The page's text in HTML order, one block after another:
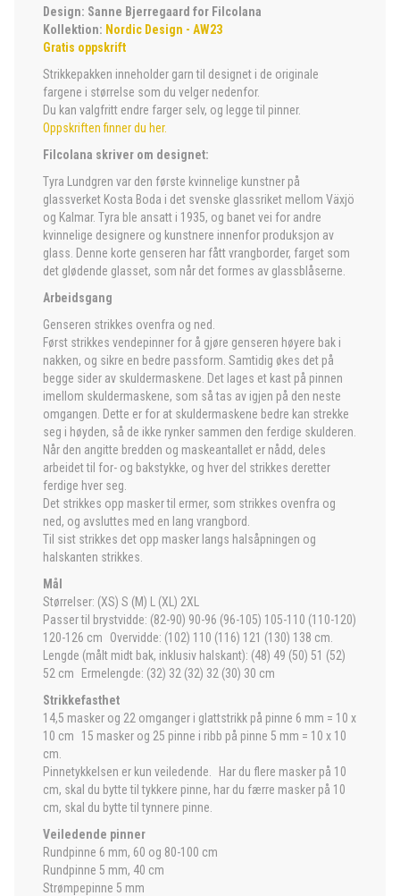
Design: Sanne Bjerregaard for Filcolana
Kollektion: Nordic Design - AW23
Gratis oppskrift
Strikkepakken inneholder garn til designet i de originale
fargene i størrelse som du velger nedenfor.
Du kan valgfritt endre farger selv, og legge til pinner.
Oppskriften finner du her.
Filcolana skriver om designet:
Tyra Lundgren var den første kvinnelige kunstner på
glassverket Kosta Boda i det svenske glassriket mellom Växjö
og Kalmar. Tyra ble ansatt i 1935, og banet vei for andre
kvinnelige designere og kunstnere innenfor produksjon av
glass. Denne korte genseren har fått vrangborder, farget som
det glødende glasset, som når det formes av glassblåserne.
Arbeidsgang
Genseren strikkes ovenfra og ned.
Først strikkes vendepinner for å gjøre genseren høyere bak i
nakken, og sikre en bedre passform. Samtidig økes det på
begge sider av skuldermaskene. Det lages et kast på pinnen
imellom skuldermaskene, som så tas av igjen på den neste
omgangen. Dette er for at skuldermaskene bedre kan strekke
seg i høyden, så de ikke rynker sammen den ferdige skulderen.
Når den angitte bredden og maskeantallet er nådd, deles
arbeidet til for- og bakstykke, og hver del strikkes deretter
ferdige hver seg.
Det strikkes opp masker til ermer, som strikkes ovenfra og
ned, og avsluttes med en lang vrangbord.
Til sist strikkes det opp masker langs halsåpningen og
halskanten strikkes.
Mål
Størrelser: (XS) S (M) L (XL) 2XL
Passer til brystvidde: (82-90) 90-96 (96-105) 105-110 (110-120)
120-126 cm Overvidde: (102) 110 (116) 121 (130) 138 cm.
Lengde (målt midt bak, inklusiv halskant): (48) 49 (50) 51 (52)
52 cm Ermelengde: (32) 32 (32) 32 (30) 30 cm
Strikkefasthet
14,5 masker og 22 omganger i glattstrikk på pinne 6 mm = 10 x
10 cm 15 masker og 25 pinne i ribb på pinne 5 mm = 10 x 10
cm.
Pinnetykkelsen er kun veiledende. Har du flere masker på 10
cm, skal du bytte til tykkere pinne, har du færre masker på 10
cm, skal du bytte til tynnere pinne.
Veiledende pinner
Rundpinne 6 mm, 60 og 80-100 cm
Rundpinne 5 mm, 40 cm
Strømpepinne 5 mm